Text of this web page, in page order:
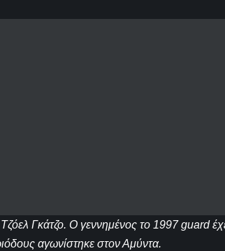
Γκάτζο. Ο γεννημένος το 1997 guard
αγωνίστηκε στον Αμύντα.